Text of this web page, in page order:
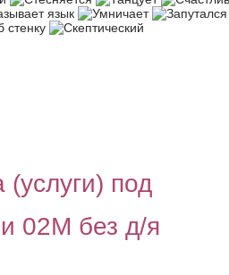
под
02М без д/я